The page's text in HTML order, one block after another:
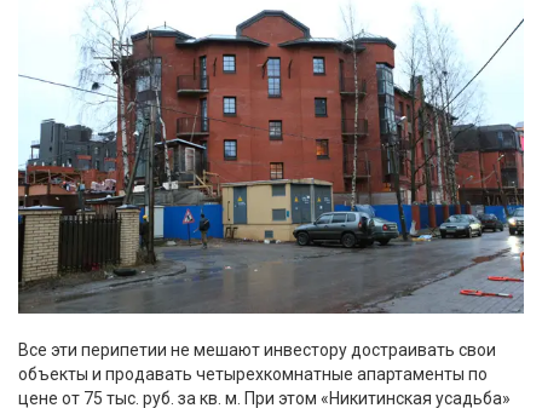
Все эти перипетии не мешают инвестору достраивать свои
объекты и продавать четырехкомнатные апартаменты по
цене от 75 тыс. руб. за кв. м. При этом «Никитинская усадьба»